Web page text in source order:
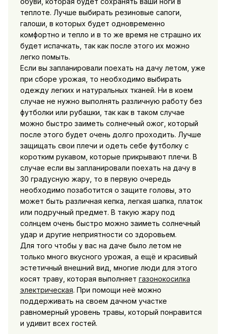
теплоте. Лучше выбирать резиновые сапоги,
галоши, в которых будет одновременно
комфортно и тепло и в то же время не страшно их
будет испачкать, так как после этого их можно
легко помыть.
Если вы запланировали поехать на дачу летом, уже
при сборе урожая, то необходимо выбирать
одежду легких и натуральных тканей. Ни в коем
случае не нужно выполнять различную работу без
футболки или рубашки, так как в таком случае
можно быстро заиметь солнечный ожог, который
после этого будет очень долго проходить. Лучше
защищать свои плечи и одеть себе футболку с
коротким рукавом, которые прикрывают плечи. В
случае если вы запланировали поехать на дачу в
30 градусную жару, то в первую очередь
необходимо позаботится о защите головы, это
может быть различная кепка, легкая шапка, платок
или подручный предмет. В такую жару под
солнцем очень быстро можно заиметь солнечный
удар и другие неприятности со здоровьем.
Для того чтобы у вас на даче было летом не
только много вкусного урожая, а ещё и красивый
эстетичный внешний вид, многие люди для этого
косят траву, которая выполняет газонокосилка
электрическая. При помощи неё можно
поддерживать на своем дачном участке
равномерный уровень травы, который понравится
и удивит всех гостей.